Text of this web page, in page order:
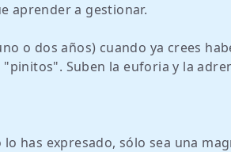
aprender a gestionar.
o dos años) cuando ya crees
Suben la euforia y la
has expresado, sólo sea una